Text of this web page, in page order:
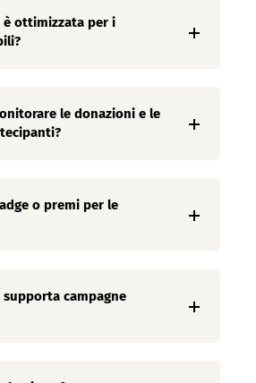
ottimizzata per i
le donazioni e le
o premi per le
campagne